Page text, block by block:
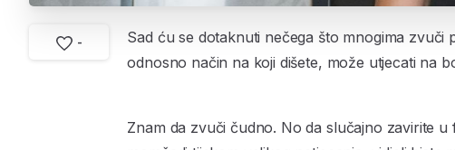
-
Sad ću se dotaknuti nečega što mnogima zvuči
odnosno način na koji dišete, može utjecati na
Znam da zvuči čudno. No da slučajno zavirite